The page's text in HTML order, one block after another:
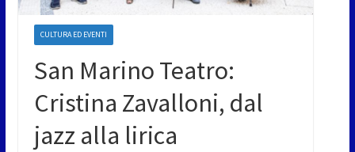
CULTURA ED EVENTI
San Marino Teatro:
Cristina Zavalloni, dal
jazz alla lirica